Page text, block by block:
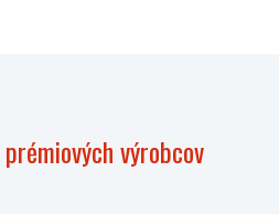
výrobcov